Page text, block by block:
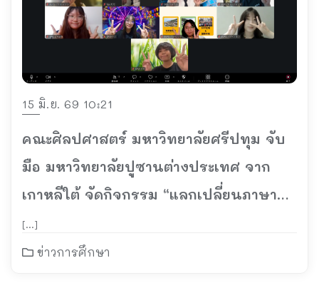
15 มิ.ย. 69 10:21
คณะศิลปศาสตร์ มหาวิทยาลัยศรีปทุม จับ
มือ มหาวิทยาลัยปูซานต่างประเทศ จาก
เกาหลีใต้ จัดกิจกรรม “แลกเปลี่ยนภาษา
และวัฒนธรรมไทย-เกาหลี ครั้งที่ 1”
[…]
ข่าวการศึกษา